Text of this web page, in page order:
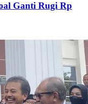
Ganti Rugi Rp